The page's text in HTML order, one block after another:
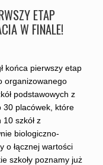
ETAP
W FINALE!
końca pierwszy etap
organizowanego
podstawowych z
30 placówek, które
szkół z
biologiczno-
o łącznej wartości
szkoły poznamy już